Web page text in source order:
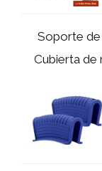
Soporte de
Cubierta de